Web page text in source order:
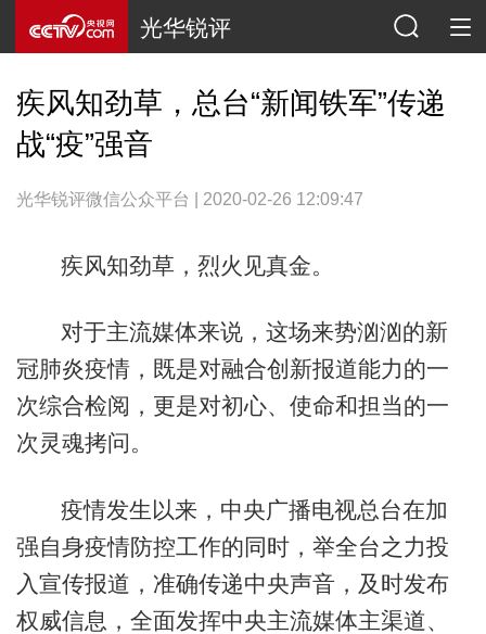
光华锐评
疾风知劲草，总台“新闻铁军”传递
战“疫”强音
光华锐评微信公众平台 | 2020-02-26 12:09:47
疾风知劲草，烈火见真金。
对于主流媒体来说，这场来势汹汹的新
冠肺炎疫情，既是对融合创新报道能力的一
次综合检阅，更是对初心、使命和担当的一
次灵魂拷问。
疫情发生以来，中央广播电视总台在加
强自身疫情防控工作的同时，举全台之力投
入宣传报道，准确传递中央声音，及时发布
权威信息，全面发挥中央主流媒体主渠道、